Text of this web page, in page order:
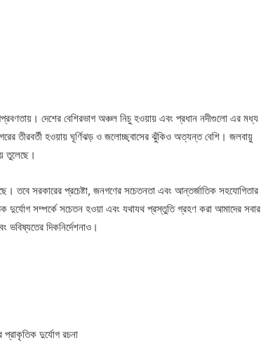
দেশের বেশিরভাগ অঞ্চল নিচু হওয়ায় এবং প্রধান নদীগুলো এর মধ্য
তীরবর্তী হওয়ায় ঘূর্ণিঝড় ও জলোচ্ছ্বাসের ঝুঁকিও অত্যন্ত বেশি। জলবায়ু
তুলেছে।
তবে সরকারের প্রচেষ্টা, জনগণের সচেতনতা এবং আন্তর্জাতিক সহযোগিতার
দুর্যোগ সম্পর্কে সচেতন হওয়া এবং যথাযথ প্রস্তুতি গ্রহণ করা আমাদের সবার
দিকনির্দেশনাও।